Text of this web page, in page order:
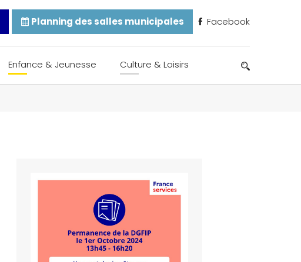
Planning des salles municipales Facebook
Enfance & Jeunesse Culture & Loisirs